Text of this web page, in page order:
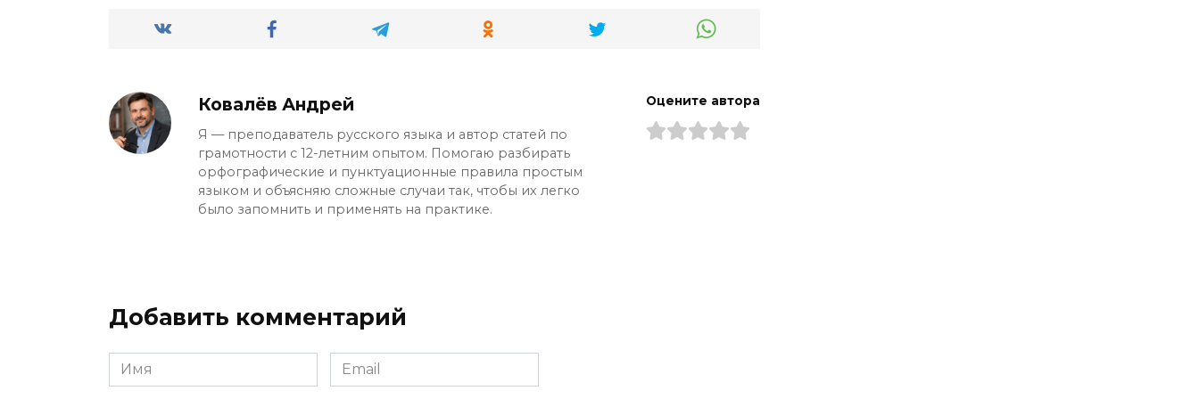
Ковалёв Андрей
Я — преподаватель русского языка и автор статей по
грамотности с 12-летним опытом. Помогаю разбирать
орфографические и пунктуационные правила простым
языком и объясняю сложные случаи так, чтобы их легко
было запомнить и применять на практике.
Оцените автора
Добавить комментарий
Имя
*
Email
*